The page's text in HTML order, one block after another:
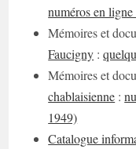
numéros en
Mémoires et
Faucigny :
Mémoires et
chablaisienne :
1949)
Catalogue